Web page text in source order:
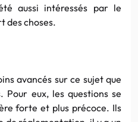
aussi intéressés par le
des choses.
avancés sur ce sujet que
Pour eux, les questions se
forte et plus précoce. Ils